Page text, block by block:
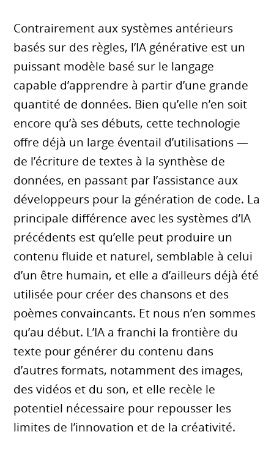
Contrairement aux systèmes antérieurs
basés sur des règles, l’IA générative est un
puissant modèle basé sur le langage
capable d’apprendre à partir d’une grande
quantité de données. Bien qu’elle n’en soit
encore qu’à ses débuts, cette technologie
offre déjà un large éventail d’utilisations —
de l’écriture de textes à la synthèse de
données, en passant par l’assistance aux
développeurs pour la génération de code. La
principale différence avec les systèmes d’IA
précédents est qu’elle peut produire un
contenu fluide et naturel, semblable à celui
d’un être humain, et elle a d’ailleurs déjà été
utilisée pour créer des chansons et des
poèmes convaincants. Et nous n’en sommes
qu’au début. L’IA a franchi la frontière du
texte pour générer du contenu dans
d’autres formats, notamment des images,
des vidéos et du son, et elle recèle le
potentiel nécessaire pour repousser les
limites de l’innovation et de la créativité.